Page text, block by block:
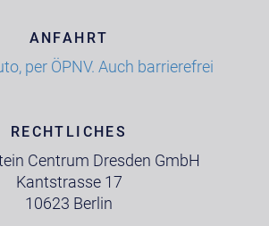
ANFAHRT
per ÖPNV. Auch barrierefrei
RECHTLICHES
Centrum Dresden GmbH
Kantstrasse 17
10623 Berlin